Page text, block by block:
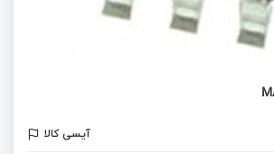
آیسی کالا